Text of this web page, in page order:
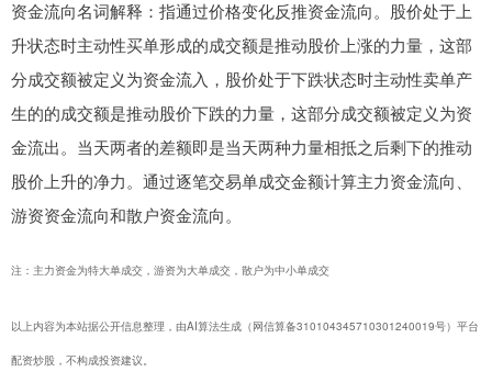
资金流向名词解释：指通过价格变化反推资金流向。股价处于上
升状态时主动性买单形成的成交额是推动股价上涨的力量，这部
分成交额被定义为资金流入，股价处于下跌状态时主动性卖单产
生的的成交额是推动股价下跌的力量，这部分成交额被定义为资
金流出。当天两者的差额即是当天两种力量相抵之后剩下的推动
股价上升的净力。通过逐笔交易单成交金额计算主力资金流向、
游资资金流向和散户资金流向。
注：主力资金为特大单成交，游资为大单成交，散户为中小单成交
以上内容为本站据公开信息整理，由AI算法生成（网信算备310104345710301240019号）平台
配资炒股，不构成投资建议。